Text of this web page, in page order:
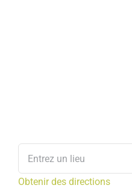
Obtenir des directions